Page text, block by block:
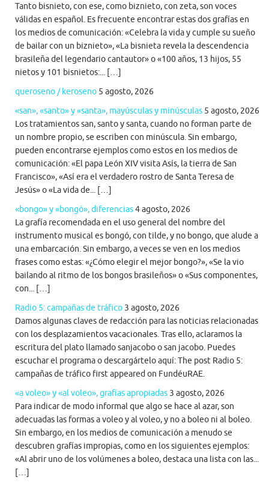
Tanto bisnieto, con ese, como biznieto, con zeta, son voces
válidas en español. Es frecuente encontrar estas dos grafías en
los medios de comunicación: «Celebra la vida y cumple su sueño
de bailar con un biznieto», «La bisnieta revela la descendencia
brasileña del legendario cantautor» o «100 años, 13 hijos, 55
nietos y 101 bisnietos:... […]
queroseno / keroseno 5 agosto, 2026
«san», «santo» y «santa», mayúsculas y minúsculas 5 agosto, 2026
Los tratamientos san, santo y santa, cuando no forman parte de
un nombre propio, se escriben con minúscula. Sin embargo,
pueden encontrarse ejemplos como estos en los medios de
comunicación: «El papa León XIV visita Asís, la tierra de San
Francisco», «Así era el verdadero rostro de Santa Teresa de
Jesús» o «La vida de... […]
«bongo» y «bongó», diferencias4 agosto, 2026
La grafía recomendada en el uso general del nombre del
instrumento musical es bongó, con tilde, y no bongo, que alude a
una embarcación. Sin embargo, a veces se ven en los medios
frases como estas: «¿Cómo elegir el mejor bongo?», «Se la vio
bailando al ritmo de los bongos brasileños» o «Sus componentes,
con... […]
Radio 5: campañas de tráfico 3 agosto, 2026
Damos algunas claves de redacción para las noticias relacionadas
con los desplazamientos vacacionales. Tras ello, aclaramos la
escritura del plato llamado sanjacobo o san jacobo. Puedes
escuchar el programa o descargártelo aquí: The post Radio 5:
campañas de tráfico first appeared on FundéuRAE.
«a voleo» y «al voleo», grafías apropiadas 3 agosto, 2026
Para indicar de modo informal que algo se hace al azar, son
adecuadas las formas a voleo y al voleo, y no a boleo ni al boleo.
Sin embargo, en los medios de comunicación a menudo se
descubren grafías impropias, como en los siguientes ejemplos:
«Al abrir uno de los volúmenes a boleo, destaca una lista con las...
[…]